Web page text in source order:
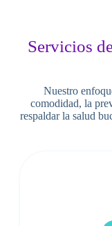
Servicios
Nuestro
comodidad, la
respaldar la salud